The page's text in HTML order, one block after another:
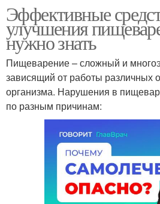
Эффективные
улучшения
нужно знать
Пищеварение – сложный и
зависящий от работы различных
организма. Нарушения в
по разным причинам: